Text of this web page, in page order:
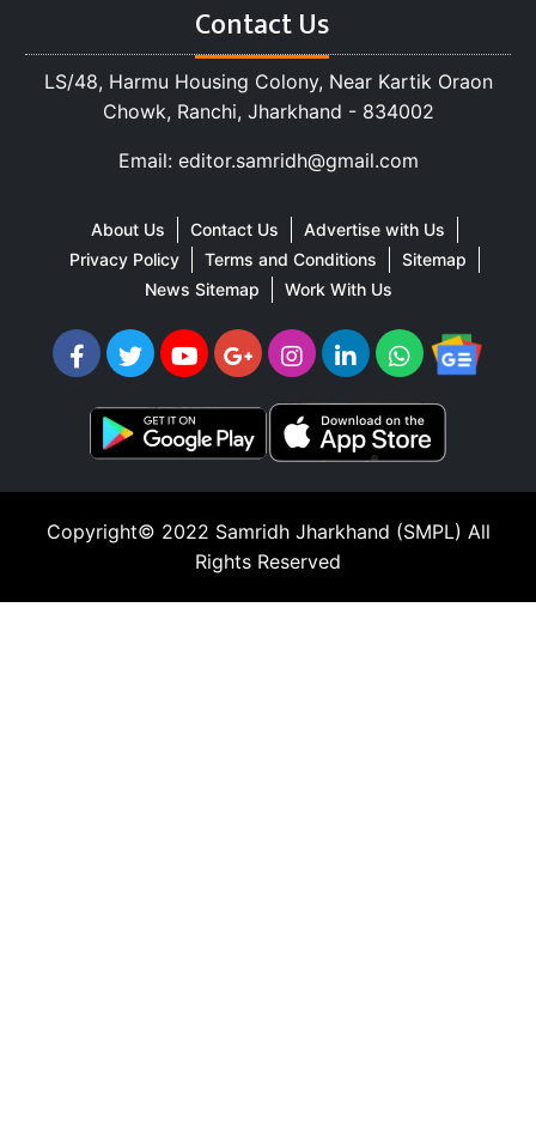
Contact Us
LS/48, Harmu Housing Colony, Near Kartik Oraon
Chowk, Ranchi, Jharkhand - 834002
Email: editor.samridh@gmail.com
About Us Contact Us
Advertise with Us
Privacy Policy
Terms and Conditions
Sitemap
News Sitemap
Work With Us
Copyright© 2022 Samridh Jharkhand (SMPL) All
Rights Reserved